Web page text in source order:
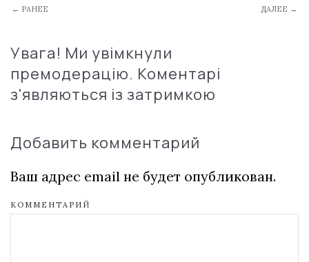
← РАНЕЕ ДАЛЕЕ →
Увага! Ми увімкнули
премодерацію. Коментарі
з'являються із затримкою
Добавить комментарий
Ваш адрес email не будет опубликован.
КОММЕНТАРИЙ